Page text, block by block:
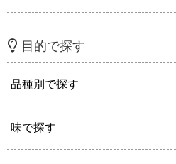
目的で探す
品種別で探す
味で探す